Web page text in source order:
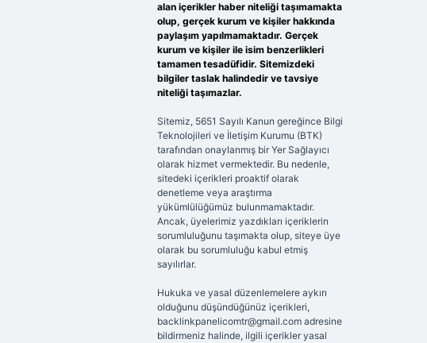
alan içerikler haber niteliği taşımamakta
olup, gerçek kurum ve kişiler hakkında
paylaşım yapılmamaktadır. Gerçek
kurum ve kişiler ile isim benzerlikleri
tamamen tesadüfidir. Sitemizdeki
bilgiler taslak halindedir ve tavsiye
niteliği taşımazlar.
Sitemiz, 5651 Sayılı Kanun gereğince Bilgi
Teknolojileri ve İletişim Kurumu (BTK)
tarafından onaylanmış bir Yer Sağlayıcı
olarak hizmet vermektedir. Bu nedenle,
sitedeki içerikleri proaktif olarak
denetleme veya araştırma
yükümlülüğümüz bulunmamaktadır.
Ancak, üyelerimiz yazdıkları içeriklerin
sorumluluğunu taşımakta olup, siteye üye
olarak bu sorumluluğu kabul etmiş
sayılırlar.
Hukuka ve yasal düzenlemelere aykırı
olduğunu düşündüğünüz içerikleri,
backlinkpanelicomtr@gmail.comadresine
bildirmeniz halinde, ilgili içerikler yasal